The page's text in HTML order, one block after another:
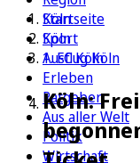
Köln
Sport
1. FC Köln
Erleben
Ratgeber
Aus aller Welt
Politik
Wirtschaft
Startseite
Köln
Ausflug Köln
Köln: